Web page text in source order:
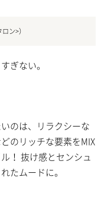
ン>）
ぎない。
のは、リラクシーな
のリッチな要素をMIX
！ 抜け感とセンシュ
たムードに。